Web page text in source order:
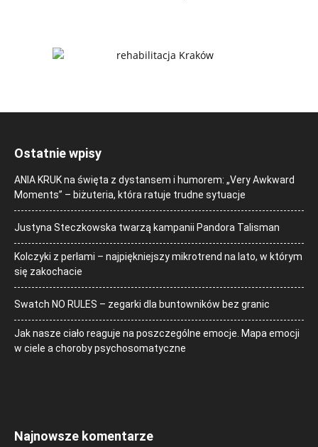
Ostatnie wpisy
ANIA KRUK na święta z dystansem i humorem: „Very Awkward
Moments” – biżuteria, która ratuje trudne sytuacje
Justyna Steczkowska twarzą kampanii Pandora Talisman
Kolczyki z perłami – najpiękniejszy mikrotrend na lato, w którym
się zakochacie
Swatch NO RULES – zegarki dla buntowników bez granic
Jak nasze ciało reaguje na poszczególne emocje. Mapa emocji
w ciele a choroby psychosomatyczne
Najnowsze komentarze